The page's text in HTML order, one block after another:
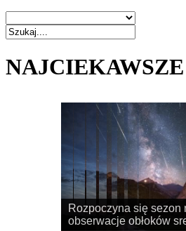
Rozpoczyna się sezon
obserwacje obłoków